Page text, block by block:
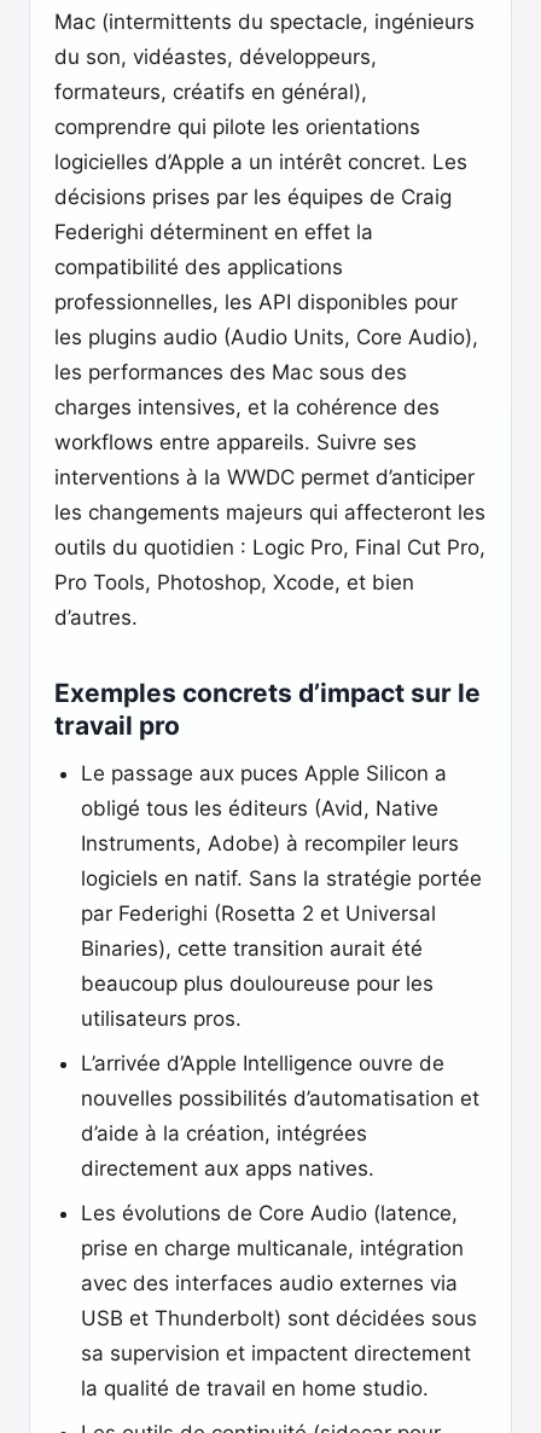
Mac (intermittents du spectacle, ingénieurs
du son, vidéastes, développeurs,
formateurs, créatifs en général),
comprendre qui pilote les orientations
logicielles d’Apple a un intérêt concret. Les
décisions prises par les équipes de Craig
Federighi déterminent en effet la
compatibilité des applications
professionnelles, les API disponibles pour
les plugins audio (Audio Units, Core Audio),
les performances des Mac sous des
charges intensives, et la cohérence des
workflows entre appareils. Suivre ses
interventions à la WWDC permet d’anticiper
les changements majeurs qui affecteront les
outils du quotidien : Logic Pro, Final Cut Pro,
Pro Tools, Photoshop, Xcode, et bien
d’autres.
Exemples concrets d’impact sur le
travail pro
Le passage aux puces Apple Silicon a
obligé tous les éditeurs (Avid, Native
Instruments, Adobe) à recompiler leurs
logiciels en natif. Sans la stratégie portée
par Federighi (Rosetta 2 et Universal
Binaries), cette transition aurait été
beaucoup plus douloureuse pour les
utilisateurs pros.
L’arrivée d’Apple Intelligence ouvre de
nouvelles possibilités d’automatisation et
d’aide à la création, intégrées
directement aux apps natives.
Les évolutions de Core Audio (latence,
prise en charge multicanale, intégration
avec des interfaces audio externes via
USB et Thunderbolt) sont décidées sous
sa supervision et impactent directement
la qualité de travail en home studio.